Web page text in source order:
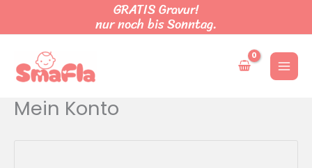
GRATIS Gravur!
nur noch bis Sonntag.
Mein Konto